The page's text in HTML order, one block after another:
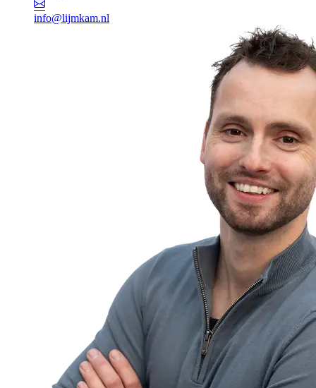
info@lijmkam.nl